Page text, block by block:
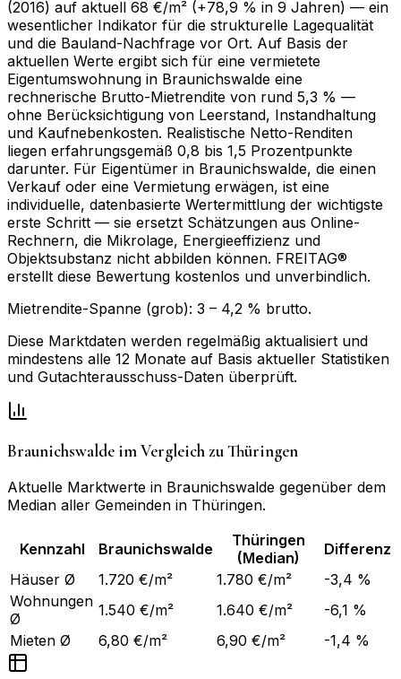
(2016) auf aktuell 68 €/m² (+78,9 % in 9 Jahren) — ein
wesentlicher Indikator für die strukturelle Lagequalität
und die Bauland-Nachfrage vor Ort. Auf Basis der
aktuellen Werte ergibt sich für eine vermietete
Eigentumswohnung in Braunichswalde eine
rechnerische Brutto-Mietrendite von rund 5,3 % —
ohne Berücksichtigung von Leerstand, Instandhaltung
und Kaufnebenkosten. Realistische Netto-Renditen
liegen erfahrungsgemäß 0,8 bis 1,5 Prozentpunkte
darunter. Für Eigentümer in Braunichswalde, die einen
Verkauf oder eine Vermietung erwägen, ist eine
individuelle, datenbasierte Wertermittlung der wichtigste
erste Schritt — sie ersetzt Schätzungen aus Online-
Rechnern, die Mikrolage, Energieeffizienz und
Objektsubstanz nicht abbilden können. FREITAG®
erstellt diese Bewertung kostenlos und unverbindlich.
Mietrendite-Spanne (grob): 3 – 4,2 % brutto.
Diese Marktdaten werden regelmäßig aktualisiert und
mindestens alle 12 Monate auf Basis aktueller Statistiken
und Gutachterausschuss-Daten überprüft.
Braunichswalde im Vergleich zuThüringen
Aktuelle Marktwerte in Braunichswalde gegenüber dem
Median aller Gemeinden in Thüringen.
Kennzahl Braunichswalde
Thüringen
(Median)
Differenz
Häuser Ø
1.720 €/m² 1.780 €/m²
-3,4 %
Wohnungen
Ø
1.540 €/m² 1.640 €/m²
-6,1 %
Mieten Ø
6,80 €/m² 6,90 €/m² -1,4 %